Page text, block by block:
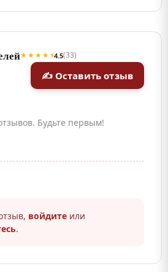
★★★★⯨4.5(33)
✍ Оставить отзыв
Будьте первым!
войдите или
.